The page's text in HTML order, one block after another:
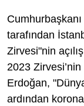
tarafından
Zirvesi"nin
2023
Erdoğan,
ardından